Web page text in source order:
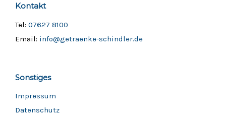
Kontakt
Tel: 07627 8100
Email: info@getraenke-schindler.de
Sonstiges
Impressum
Datenschutz